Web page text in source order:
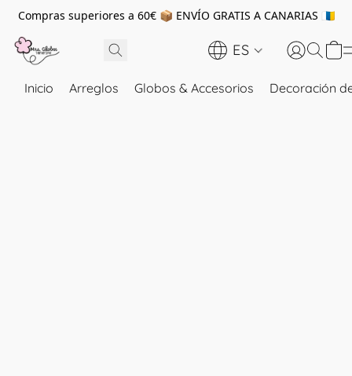
Compras superiores a 60€ 📦 ENVÍO GRATIS A CANARIAS 🇮🇨
ES
Inicio Arreglos Globos & Accesorios Decoración